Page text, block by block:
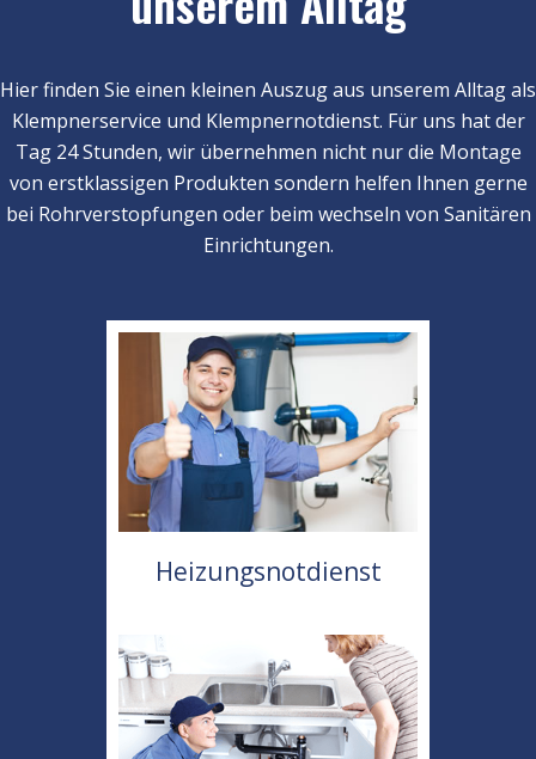
Hier finden Sie einen kleinen Auszug aus unserem Alltag als
Klempnerservice und Klempnernotdienst. Für uns hat der
Tag 24 Stunden, wir übernehmen nicht nur die Montage
von erstklassigen Produkten sondern helfen Ihnen gerne
bei Rohrverstopfungen oder beim wechseln von Sanitären
Einrichtungen.
Heizungsnotdienst